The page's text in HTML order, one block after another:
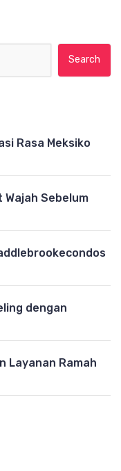
Rasa Meksiko
Sebelum
dengan
Layanan Ramah